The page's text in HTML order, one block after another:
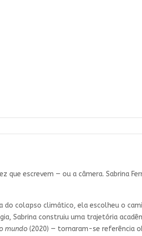
escrevem — ou a câmera. Sabrina
do colapso climático, ela escolheu o
Sabrina construiu uma trajetória
mundo (2020) — tornaram-se referência